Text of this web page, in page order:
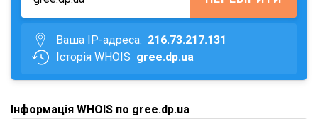
Ваша IP-адреса: 216.73.217.131
Історія WHOIS gree.dp.ua
Інформація WHOIS по gree.dp.ua